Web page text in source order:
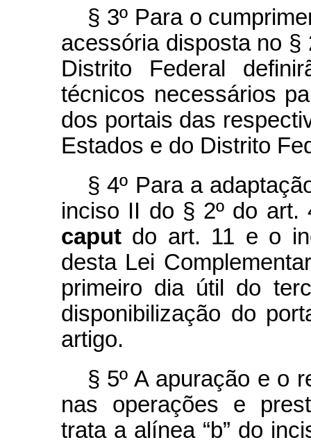
§ 3º Para o
acessória disposta no §
Distrito Federal
técnicos necessários
dos portais das
Estados e do Distrito
§ 4º Para a
inciso II do § 2º do art.
caput do art. 11 e o
desta Lei
primeiro dia útil do
disponibilização do
artigo.
§ 5º A apuração e o
nas operações e
trata a alínea “b” do